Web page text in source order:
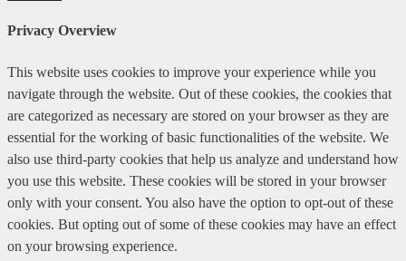
Privacy Overview
This website uses cookies to improve your experience while you
navigate through the website. Out of these cookies, the cookies that
are categorized as necessary are stored on your browser as they are
essential for the working of basic functionalities of the website. We
also use third-party cookies that help us analyze and understand how
you use this website. These cookies will be stored in your browser
only with your consent. You also have the option to opt-out of these
cookies. But opting out of some of these cookies may have an effect
on your browsing experience.